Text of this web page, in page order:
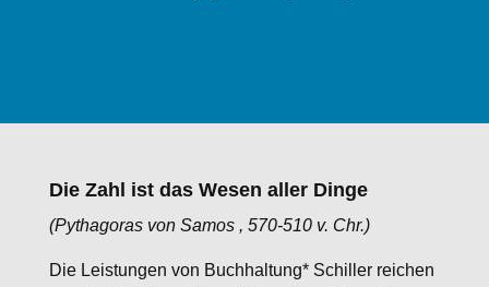
Die Zahl ist das Wesen aller Dinge
(Pythagoras von Samos , 570-510 v. Chr.)
Die Leistungen von Buchhaltung* Schiller reichen